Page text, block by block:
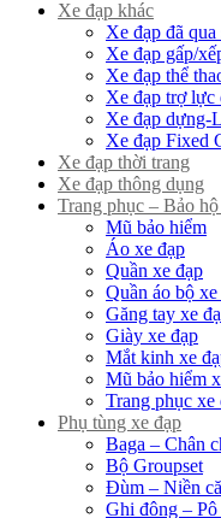
Xe đạp khác
Xe đạp đã
Xe đạp gấp/
Xe đạp thể
Xe đạp trợ lực
Xe đạp dựng-
Xe đạp Fixed
Xe đạp thời trang
Xe đạp thông dụng
Trang phục – Bảo
Mũ bảo hiểm
Áo xe đạp
Quần xe đạp
Quần áo bộ xe
Găng tay xe
Giày xe đạp
Mắt kinh xe
Mũ bảo hiểm
Trang phục xe
Phụ tùng xe đạp
Baga – Chân
Bộ Groupset
Đùm – Niền
Ghi đông – Pô